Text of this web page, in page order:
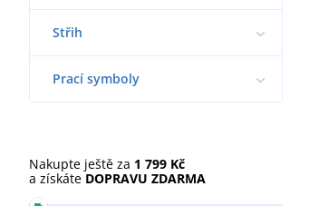
Střih
Prací symboly
Nakupte ještě za 1 799 Kč
a získáte DOPRAVU ZDARMA